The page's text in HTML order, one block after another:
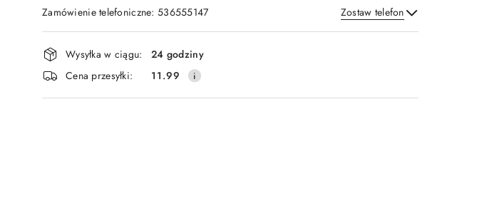
Zamówienie telefoniczne: 536555147 Zostaw telefon
Wyślij
Dostępność
i
dostawa
Wysyłka w ciągu:
24 godziny
Cena przesyłki:
11.99